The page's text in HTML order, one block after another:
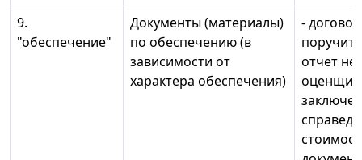
9.
"обеспечение"
Документы (материалы)
по обеспечению (в
зависимости от
характера обеспечения)
-
отчет